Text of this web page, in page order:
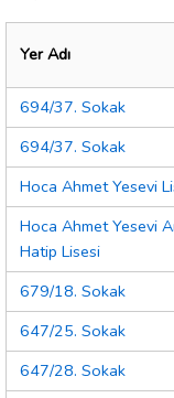
Yer Adı
694/37. Sokak
694/37. Sokak
Hoca Ahmet Yesevi
Hoca Ahmet Yesevi
Hatip Lisesi
679/18. Sokak
647/25. Sokak
647/28. Sokak